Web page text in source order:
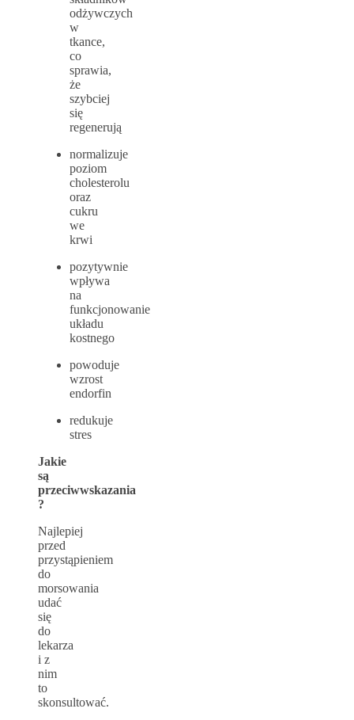
odżywczych
w
tkance,
co
sprawia,
że
szybciej
się
regenerują
normalizuje
poziom
cholesterolu
oraz
cukru
we
krwi
pozytywnie
wpływa
na
funkcjonowanie
układu
kostnego
powoduje
wzrost
endorfin
redukuje
stres
Jakie
są
przeciwwskazania
?
Najlepiej
przed
przystąpieniem
do
morsowania
udać
się
do
lekarza
i z
nim
to
skonsultować.